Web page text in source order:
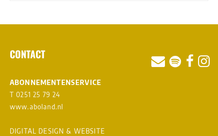
CONTACT
ABONNEMENTENSERVICE
T 0251 25 79 24
www.aboland.nl
DIGITAL DESIGN & WEBSITE